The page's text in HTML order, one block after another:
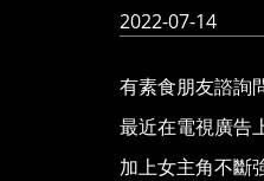
2022-07-14
有素食朋友諮詢
最近在電視廣告
加上女主角不斷